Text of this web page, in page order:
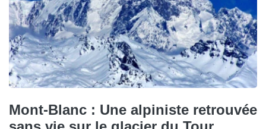
Mont-Blanc : Une alpiniste retrouvée